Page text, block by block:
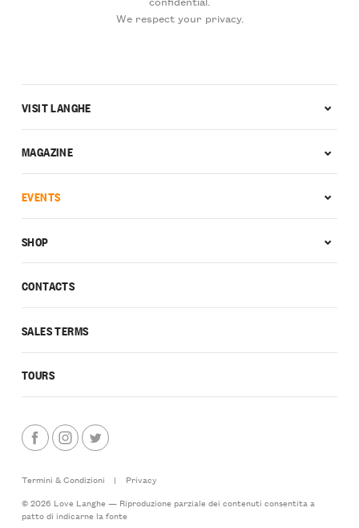
We respect your privacy.
CONTACTS
SALES TERMS
TOURS
VISIT LANGHE
MAGAZINE
EVENTS
SHOP
Termini & Condizioni |
Privacy
© 2026 Love Langhe — Riproduzione parziale dei contenuti consentita a
patto di indicarne la fonte